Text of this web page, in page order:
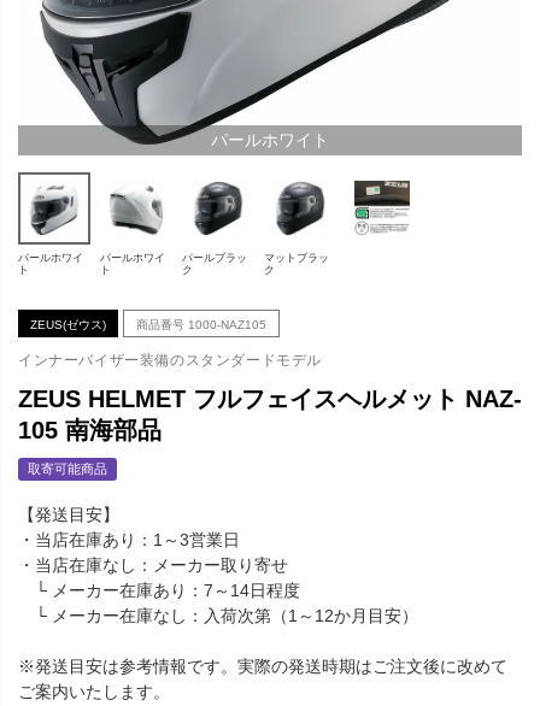
パールホワイト
パールホワイ
ト
パールホワイ
ト
パールブラッ
ク
マットブラッ
ク
ZEUS(ゼウス) 商品番号 1000-NAZ105
インナーバイザー装備のスタンダードモデル
ZEUS HELMET フルフェイスヘルメット NAZ-
105 南海部品
取寄可能商品
【発送目安】
・当店在庫あり：1～3営業日
・当店在庫なし：メーカー取り寄せ
└ メーカー在庫あり：7～14日程度
└ メーカー在庫なし：入荷次第（1～12か月目安）
※発送目安は参考情報です。実際の発送時期はご注文後に改めて
ご案内いたします。